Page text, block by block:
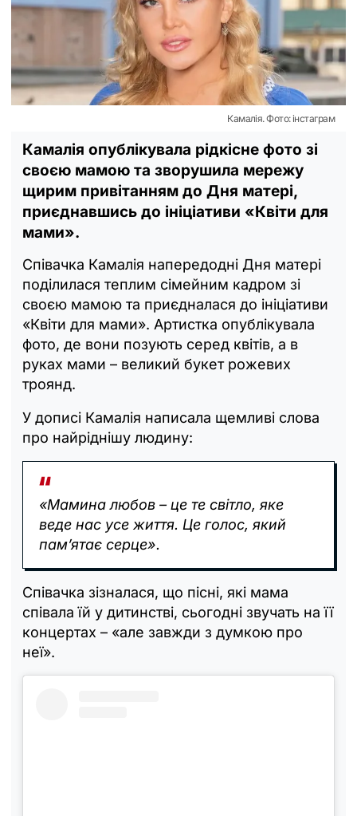
Камалія. Фото: інстаграм
Камалія опублікувала рідкісне фото зі
своєю мамою та зворушила мережу
щирим привітанням до Дня матері,
приєднавшись до ініціативи «Квіти для
мами».
Співачка Камалія напередодні Дня матері
поділилася теплим сімейним кадром зі
своєю мамою та приєдналася до ініціативи
«Квіти для мами». Артистка опублікувала
фото, де вони позують серед квітів, а в
руках мами – великий букет рожевих
троянд.
У дописі Камалія написала щемливі слова
про найріднішу людину:
«Мамина любов – це те світло, яке
веде нас усе життя. Це голос, який
пам’ятає серце».
Співачка зізналася, що пісні, які мама
співала їй у дитинстві, сьогодні звучать на її
концертах – «але завжди з думкою про
неї».